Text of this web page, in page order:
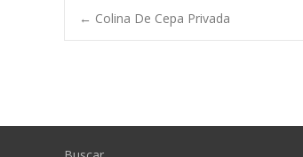
Navegación
entradas
← Colina De Cepa Privada